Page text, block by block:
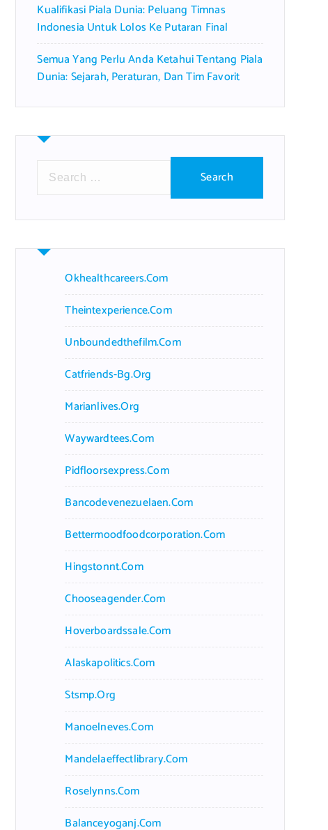
Kualifikasi Piala Dunia: Peluang Timnas
Indonesia Untuk Lolos Ke Putaran Final
Semua Yang Perlu Anda Ketahui Tentang Piala
Dunia: Sejarah, Peraturan, Dan Tim Favorit
r
h
Okhealthcareers.com
Theintexperience.com
Unboundedthefilm.com
Catfriends-Bg.org
Marianlives.org
Waywardtees.com
Pidfloorsexpress.com
Bancodevenezuelaen.com
Bettermoodfoodcorporation.com
Hingstonnt.com
Chooseagender.com
Hoverboardssale.com
Alaskapolitics.com
Stsmp.org
Manoelneves.com
Mandelaeffectlibrary.com
Roselynns.com
Balanceyoganj.com